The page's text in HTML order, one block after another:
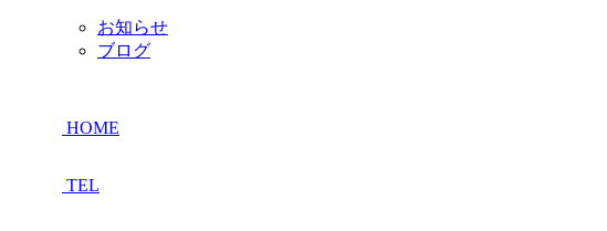
お知らせ
ブログ
HOME
TEL